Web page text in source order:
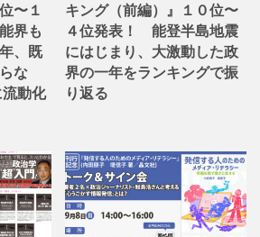
〜１
界も
、既
な
動化
キング（前編）』１０位〜
４位発表！ 能登半島地震
にはじまり、大激動した政
界の一年をランキングで振
り返る